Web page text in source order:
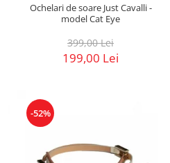
Ochelari de soare Just Cavalli -
model Cat Eye
399,00 Lei
199,00 Lei
-52%